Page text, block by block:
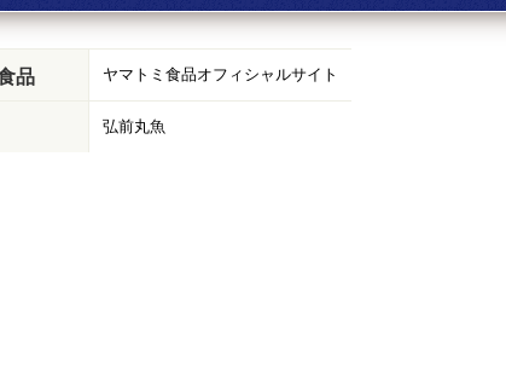
品 ヤマトミ食品オフィシャルサイト
弘前丸魚